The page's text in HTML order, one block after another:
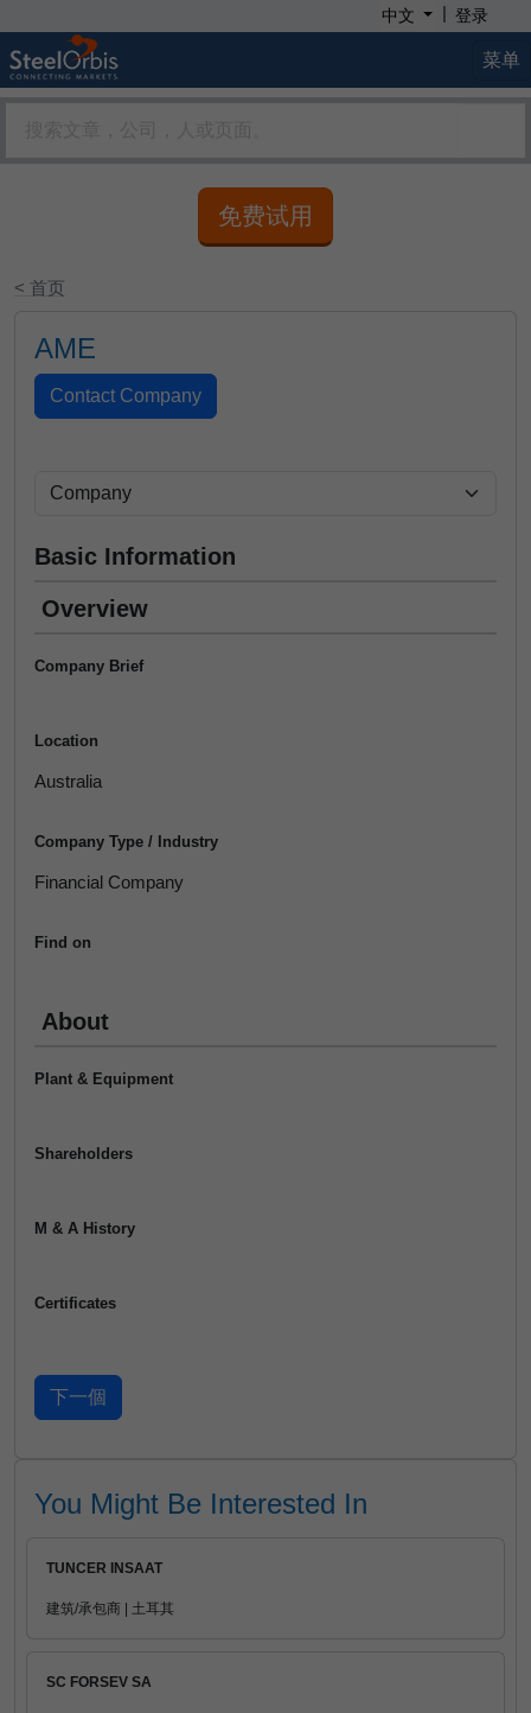
中文 | 登录
菜单
免费试用
< 首页
AME
Basic Information
Overview
Company Brief
Location
Australia
Company Type / Industry
Financial Company
Find on
About
Plant & Equipment
Shareholders
M & A History
Certificates
You Might Be Interested In
TUNCER INSAAT
建筑/承包商 | 土耳其
SC FORSEV SA